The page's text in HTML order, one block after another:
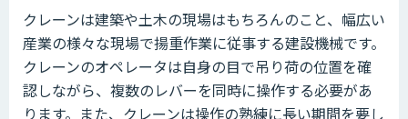
クレーンは建築や土木の現場はもちろんのこと、幅広い
産業の様々な現場で揚重作業に従事する建設機械です。
クレーンのオペレータは自身の目で吊り荷の位置を確
認しながら、複数のレバーを同時に操作する必要があ
ります。また、クレーンは操作の熟練に長い期間を要し